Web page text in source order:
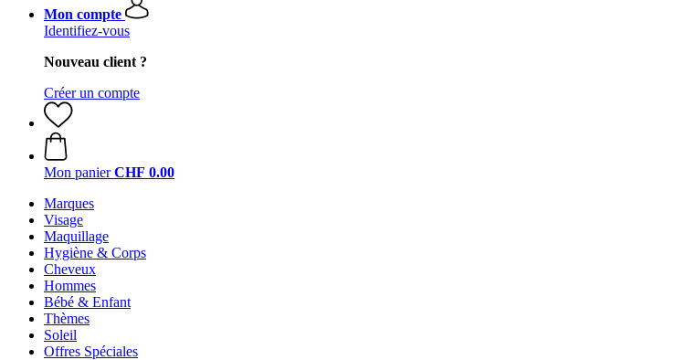
Mon compte
Identifiez-vous
Nouveau client ?
Créer un compte
Mon panier CHF 0.00
Marques
Visage
Maquillage
Hygiène & Corps
Cheveux
Hommes
Bébé & Enfant
Thèmes
Soleil
Offres Spéciales